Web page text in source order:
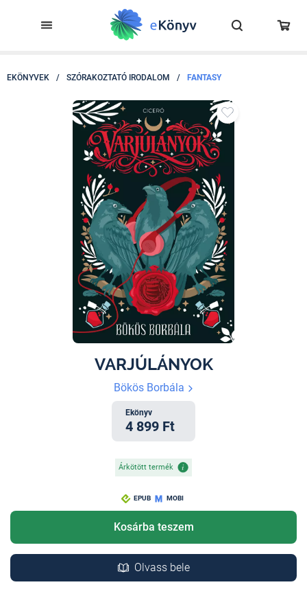
EKÖNYVEK / SZÓRAKOZTATÓ IRODALOM / FANTASY
VARJÚLÁNYOK
Bökös Borbála
Ekönyv
4 899 Ft
Árkötött termék
EPUB MOBI
Kosárba teszem
Olvass bele